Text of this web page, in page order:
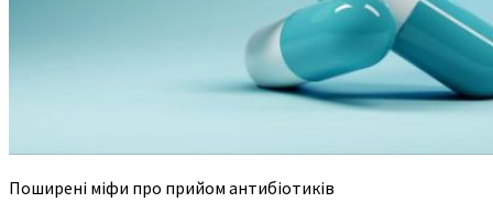
Поширені міфи про прийом антибіотиків